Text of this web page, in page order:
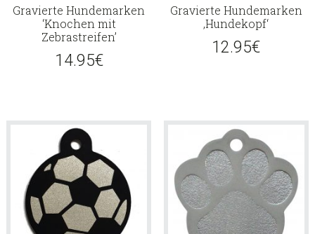
Gravierte Hundemarken
‘Knochen mit
Zebrastreifen’
14.95€
Gravierte Hundemarken
‚Hundekopf‘
12.95€